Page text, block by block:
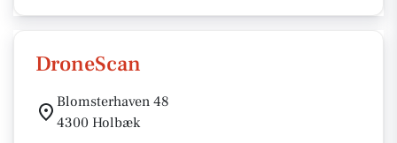
DroneScan
Blomsterhaven 48
4300 Holbæk